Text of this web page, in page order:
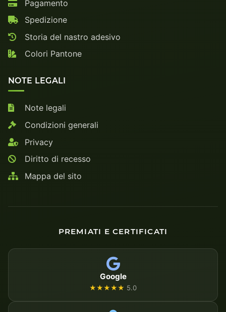
Pagamento
Spedizione
Storia del nastro adesivo
Colori Pantone
NOTE LEGALI
Note legali
Condizioni generali
Privacy
Diritto di recesso
Mappa del sito
PREMIATI E CERTIFICATI
Google
★★★★★ 5.0